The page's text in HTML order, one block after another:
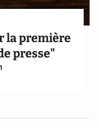
la première
presse"